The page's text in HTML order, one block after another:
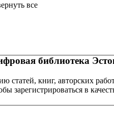
все
библиотека
статей, книг, авторских
зарегистрироваться в